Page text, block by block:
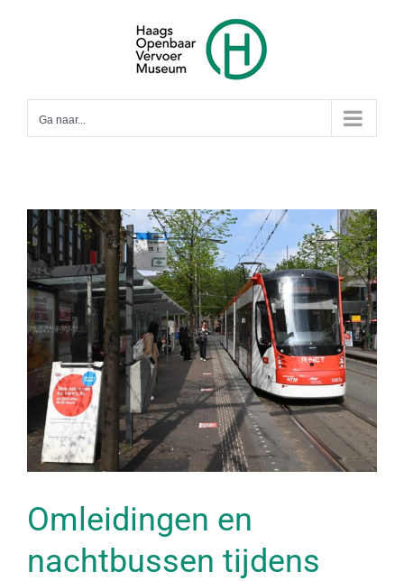
Ga naar...
Omleidingen en
nachtbussen tijdens